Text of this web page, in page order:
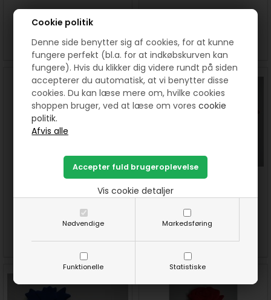
Cookie politik
Denne side benytter sig af cookies, for at kunne
fungere perfekt (bl.a. for at indkøbskurven kan
fungere). Hvis du klikker dig videre rundt på siden
accepterer du automatisk, at vi benytter disse
cookies. Du kan læse mere om, hvilke cookies
shoppen bruger, ved at læse om vorescookie
politik.
Nødvendige Markedsføring
Funktionelle Statistiske
Vis cookie detaljer
60,00 DKK pr. meter
SE MERE SE MERE KØB
Pinse lilje mønster
DKK
SE MERE KØB
Valmuer mønster
40,00
SE MERE KØB